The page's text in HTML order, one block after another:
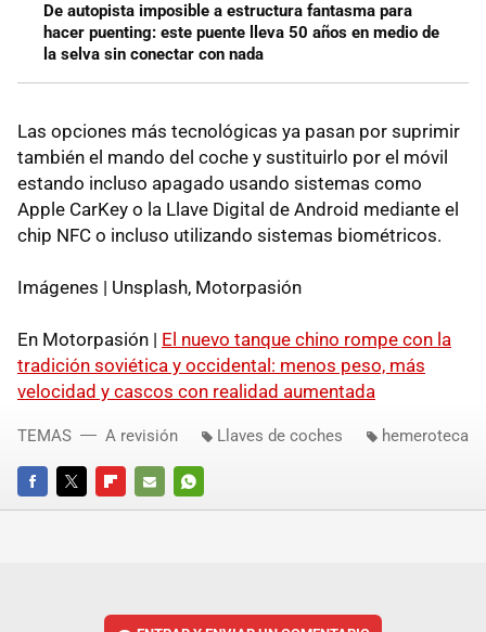
De autopista imposible a estructura fantasma para
hacer puenting: este puente lleva 50 años en medio de
la selva sin conectar con nada
Las opciones más tecnológicas ya pasan por suprimir
también el mando del coche y sustituirlo por el móvil
estando incluso apagado usando sistemas como
Apple CarKey o la Llave Digital de Android mediante el
chip NFC o incluso utilizando sistemas biométricos.
Imágenes | Unsplash, Motorpasión
En Motorpasión | El nuevo tanque chino rompe con la
tradición soviética y occidental: menos peso, más
velocidad y cascos con realidad aumentada
FACEBOOKTWITTERFLIPBOARD
E-
WHATSAPP
TEMAS A revisión Llaves de coches hemeroteca